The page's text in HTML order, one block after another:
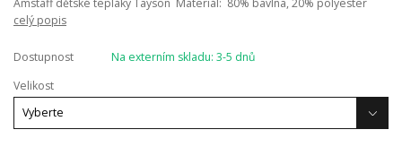
Amstaff dětské tepláky Tayson Materiál: 80% bavlna, 20% polyester
celý popis
Dostupnost
Na externím skladu: 3-5 dnů
Velikost